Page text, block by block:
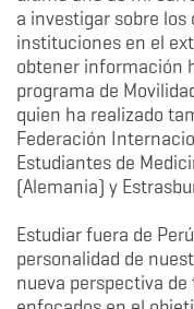
a investigar sobre los
instituciones en el
obtener información
programa de
quien ha realizado
Federación
Estudiantes de
(Alemania) y
Estudiar fuera de
personalidad de
nueva perspectiva